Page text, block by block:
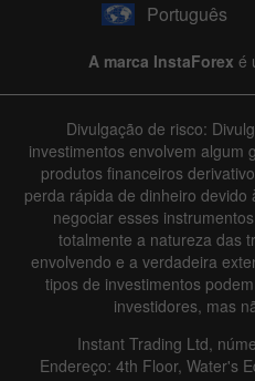
Português
A marca InstaForex é
Divulgação de risco:
investimentos envolvem algum
produtos financeiros
perda rápida de dinheiro devido
negociar esses
totalmente a natureza das
envolvendo e a verdadeira
tipos de investimentos
investidores, mas
Instant Trading Ltd,
Endereço: 4th Floor, Water's